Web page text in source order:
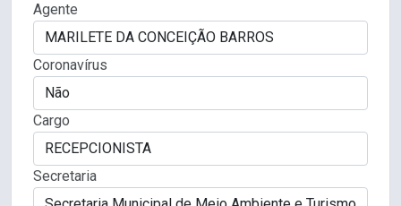
Agente
Coronavírus
Cargo
Secretaria